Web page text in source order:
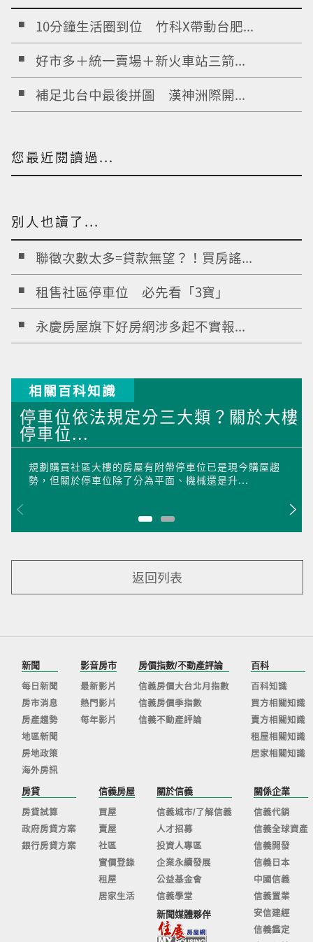
10分鐘生活圈到位 竹科X帶動台肥...
好市多＋統一賣場＋新火車站三箭...
補足北台中最後拼圖 漢神洲際開...
您最近閱讀過...
別人也讀了...
聯徵次數太多=貸款無望？！買房謠...
租售社區停車位 必先看「3寶」
永慶房屋旗下好房網涉多起不實報...
相關百科知識
停車位依法規定分三大類？關於大樓
停車位...
規劃購買社區大樓的房屋有附帶停車位已是現今購屋趨
勢，但關於停車位除了分為平面、機械還是升...
返回列表
新聞
每日新聞
房市消息
房產趨勢
地區新聞
房地政策
海外房訊
影音房市
最新影片
熱門影片
每年影片
房價指數/不動產評論
信義房價大台北月指數
信義房價季指數
信義不動產評論
百科
百科知識
買方相關知識
賣方相關知識
租屋相關知識
居家相關知識
房貸
房貸試算
政府房貸方案
銀行房貸方案
信義房屋
買屋
賣屋
社區
實價登錄
租屋
居家生活
關於信義
信義城市/了解信義
人才招募
投資人專區
企業永續發展
公益基金會
信義學堂
新聞媒體夥伴
關係企業
信義代銷
信義全球資產
信義開發
信義日本
中國信義
信義置業
安信建經
信義鑑定